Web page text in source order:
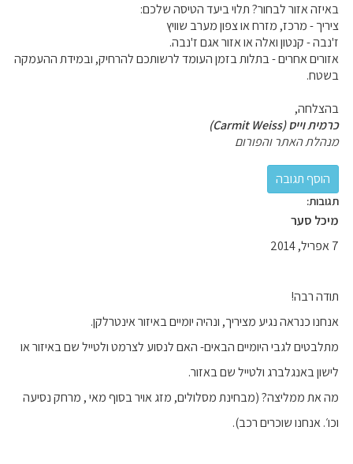
באיזה אזור לבחור? תלוי ביעד הטיסה שלכם:
ציריך - מרכז, מזרח או צפון מערב שוויץ
ז'נבה - קנטון ואלה או אזור אגם ז'נבה.
אזורים אחרים - בתלות בזמן העומד לרשותכם להרחיק, ובמידת ההעמקה
בשטח.
בהצלחה,
כרמית וייס (Carmit Weiss)
מנהלת האתר והפורום
תגובות:
מיכל סער
7 אפריל, 2014
תודה רבה!
אנחנו כנראה נגיע מציריך, ונהיה יומיים באיזור אינטרלקן.
מתלבטים לגבי היומיים הבאים- האם לנסוע לצרמט ולטייל שם באיזור או
לישון באנגלברג ולטייל שם באזור.
מה את ממליצה? (מבחינת מסלולים, מזג אויר בסוף מאי , מרחק נסיעה
וכו׳. אנחנו שוכרים רכב).